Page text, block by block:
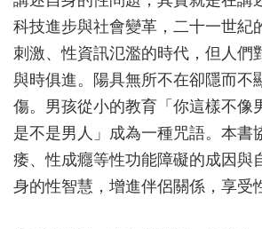
科技進步與社會變革，二十一世紀
刺激、性資訊氾濫的時代，但人們
與時俱進。陽具無所不在卻隱而不
傷。男孩從小的教育「你這樣不像
是不是男人」成為一種咒語。本書
痿、性成癮等性功能障礙的成因與
身的性智慧，增進伴侶關係，享受